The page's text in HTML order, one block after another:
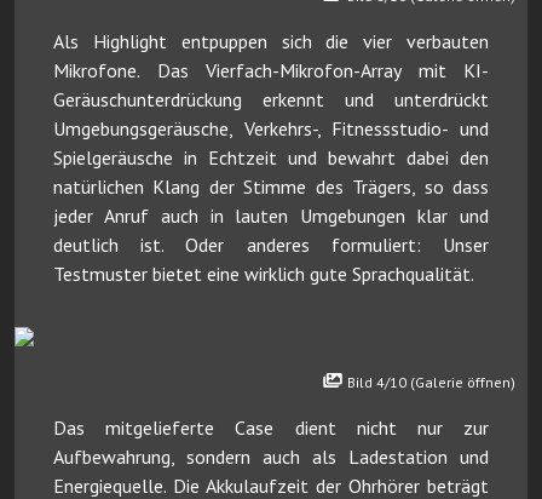
Als Highlight entpuppen sich die vier verbauten
Mikrofone. Das Vierfach-Mikrofon-Array mit KI-
Geräuschunterdrückung erkennt und unterdrückt
Umgebungsgeräusche, Verkehrs-, Fitnessstudio- und
Spielgeräusche in Echtzeit und bewahrt dabei den
natürlichen Klang der Stimme des Trägers, so dass
jeder Anruf auch in lauten Umgebungen klar und
deutlich ist. Oder anderes formuliert: Unser
Testmuster bietet eine wirklich gute Sprachqualität.
Bild 4/10 (Galerie öffnen)
Das mitgelieferte Case dient nicht nur zur
Aufbewahrung, sondern auch als Ladestation und
Energiequelle. Die Akkulaufzeit der Ohrhörer beträgt